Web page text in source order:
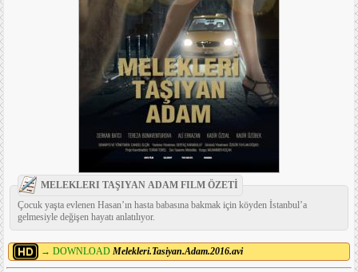
MELEKLERI TAŞIYAN ADAM FILM ÖZETİ
Çocuk yaşta evlenen Hasan’ın hasta babasına bakmak için köyden İstanbul’a
gelmesiyle değişen hayatı anlatılıyor.
→ DOWNLOAD Melekleri.Tasiyan.Adam.2016.avi